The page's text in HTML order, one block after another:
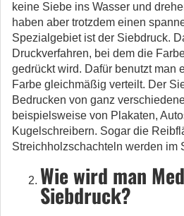
keine Siebe ins Wasser und
haben aber trotzdem einen
Spezialgebiet ist der Siebdruck.
Druckverfahren, bei dem die
gedrückt wird. Dafür benutzt man
Farbe gleichmäßig verteilt. Der
Bedrucken von ganz
beispielsweise von Plakaten,
Kugelschreibern. Sogar die
Streichholzschachteln werden im
Wie wird man
Siebdruck?